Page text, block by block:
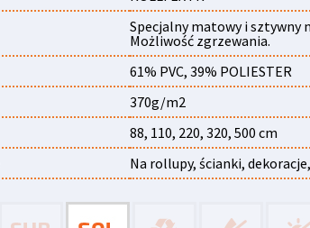
Specjalny matowy i sztywny
Możliwość zgrzewania.
61% PVC, 39% POLIESTER
370g/m2
88, 110, 220, 320, 500 cm
Na rollupy, ścianki,